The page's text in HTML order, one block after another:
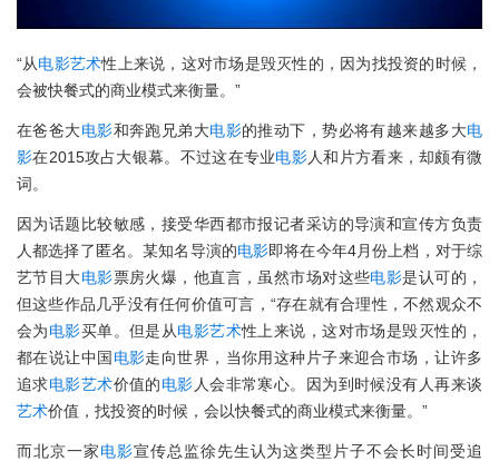
“从电影艺术性上来说，这对市场是毁灭性的，因为找投资的时候，
会被快餐式的商业模式来衡量。”
在爸爸大电影和奔跑兄弟大电影的推动下，势必将有越来越多大电
影在2015攻占大银幕。不过这在专业电影人和片方看来，却颇有微
词。
因为话题比较敏感，接受华西都市报记者采访的导演和宣传方负责
人都选择了匿名。某知名导演的电影即将在今年4月份上档，对于综
艺节目大电影票房火爆，他直言，虽然市场对这些电影是认可的，
但这些作品几乎没有任何价值可言，“存在就有合理性，不然观众不
会为电影买单。但是从电影艺术性上来说，这对市场是毁灭性的，
都在说让中国 电影走向世界，当你用这种片子来迎合市场，让许多
追求电影艺术价值的电影 人会非常寒心。因为到时候没有人再来谈
艺术价值，找投资的时候，会以快餐式的商业模式来衡量。”
而北京一家电影宣传总监徐先生认为这类型片子不会长时间受追